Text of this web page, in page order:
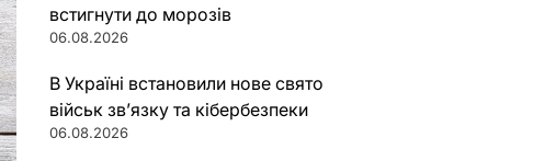
встигнути до морозів
06.08.2026
В Україні встановили нове свято
військ зв’язку та кібербезпеки
06.08.2026